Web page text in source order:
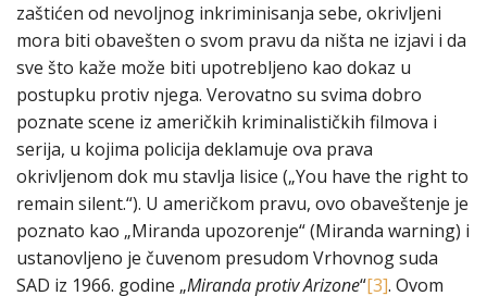
zaštićen od nevoljnog inkriminisanja sebe, okrivljeni
mora biti obavešten o svom pravu da ništa ne izjavi i da
sve što kaže može biti upotrebljeno kao dokaz u
postupku protiv njega. Verovatno su svima dobro
poznate scene iz američkih kriminalističkih filmova i
serija, u kojima policija deklamuje ova prava
okrivljenom dok mu stavlja lisice („You have the right to
remain silent.“). U američkom pravu, ovo obaveštenje je
poznato kao „Miranda upozorenje“ (Miranda warning) i
ustanovljeno je čuvenom presudom Vrhovnog suda
SAD iz 1966. godine „Miranda protiv Arizone“[3]. Ovom